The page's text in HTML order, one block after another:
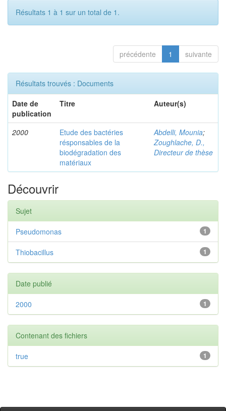
Résultats 1 à 1 sur un total de 1.
précédente 1 suivante
Résultats trouvés : Documents
Date de
publication
Titre Auteur(s)
2000
Etude des bactéries
résponsables de la
biodégradation des
matériaux
Abdelli, Mounia;
Zoughlache, D.,
Directeur de thèse
Découvrir
Sujet
1
Pseudomonas
1
Thiobacillus
Date publié
1
2000
Contenant des fichiers
1
true